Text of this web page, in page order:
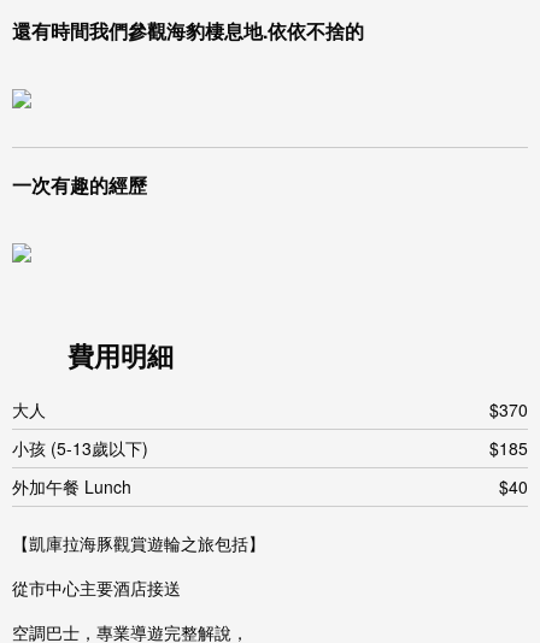
還有時間我們參觀海豹棲息地.依依不捨的
一次有趣的經歷
費用明細
大人
$370
小孩 (5-13歲以下)
$185
外加午餐 Lunch
$40
【凱庫拉海豚觀賞遊輪之旅包括】
從市中心主要酒店接送
空調巴士，專業導遊完整解說，